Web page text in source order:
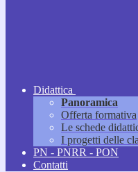
Didattica
Panoramica
Offerta formativa
Le schede
I progetti delle
PN - PNRR - PON
Contatti